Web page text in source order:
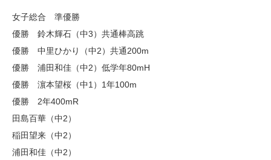
女子総合 準優勝
優勝 鈴木輝石（中3）共通棒高跳
優勝 中里ひかり（中2）共通200m
優勝 浦田和佳（中2）低学年80mH
優勝 濵本望桜（中1）1年100m
優勝 2年400mR
田島百華（中2）
稲田望来（中2）
浦田和佳（中2）